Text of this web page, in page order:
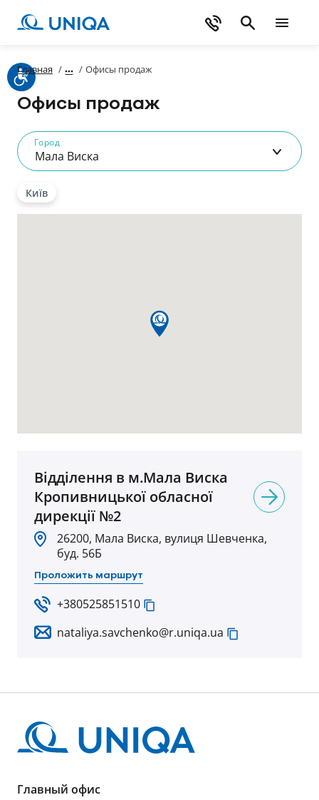
Главная / / Офисы продаж
Офисы продаж
Город
Мала Виска
Київ
Відділення в м.Мала Виска
Кропивницької обласної
дирекцiї №2
26200, Мала Виска, вулиця Шевченка,
буд. 56Б
Проложить маршрут
+380525851510
nataliya.savchenko@r.uniqa.ua
Главный офис